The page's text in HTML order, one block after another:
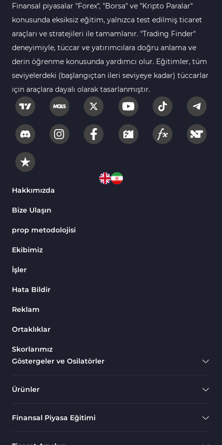
Para Birimi Gücü MT4
Göstergeleri
Intraday MT4 Göstergeleri 344
MetaTrader 4’te
DrawdownGöstergeleri
Binary Options MT4
Göstergeleri
Öncü MT4 Göstergeleri 75
Akıllı Para MT4 Göstergeleri 74
Destek ve Direnç MT4
Harmonik MT4 Göstergeleri
Aşırı Alım ve Aşırı Satım MT4
Göstergeleri
MetaTrader 4 için Fibonacci
Göstergeleri
Bantlar ve Kanallar MT4
Göstergeleri
Kurumsal Hisse Piyasası MT4
MT4 için Hareketli Göstergeleri
Scalping MT4 Göstergeleri
Finansal piyasalar "Forex", "Borsa" ve "Kripto Paralar"
konusunda eksiksiz eğitim, yalnızca test edilmiş ticaret
araçları ve stratejileri ile tamamlanır. "Trading Finder"
deneyimiyle, tüccar ve yatırımcılara doğru anlama ve
derin öğrenme konusunda yardımcı olur. Eğitimler, tüm
seviyelerdeki (başlangıçtan ileri seviyeye kadar) tüccarlar
için araçlara dayalı olarak tasarlanmıştır.
Hakkımızda
Bize Ulaşın
prop metodolojisi
Ekibimiz
İşler
Hata Bildir
Reklam
Ortaklıklar
Skorlarımız
Göstergeler ve Osilatörler
Ürünler
Finansal Piyasa Eğitimi